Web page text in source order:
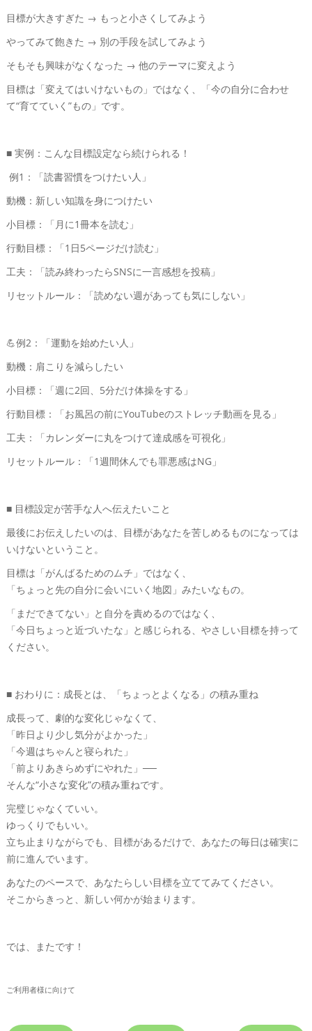
目標が大きすぎた → もっと小さくしてみよう
やってみて飽きた → 別の手段を試してみよう
そもそも興味がなくなった → 他のテーマに変えよう
目標は「変えてはいけないもの」ではなく、「今の自分に合わせ
て“育てていく”もの」です。
■ 実例：こんな目標設定なら続けられる！
例1：「読書習慣をつけたい人」
動機：新しい知識を身につけたい
小目標：「月に1冊本を読む」
行動目標：「1日5ページだけ読む」
工夫：「読み終わったらSNSに一言感想を投稿」
リセットルール：「読めない週があっても気にしない」
💪例2：「運動を始めたい人」
動機：肩こりを減らしたい
小目標：「週に2回、5分だけ体操をする」
行動目標：「お風呂の前にYouTubeのストレッチ動画を見る」
工夫：「カレンダーに丸をつけて達成感を可視化」
リセットルール：「1週間休んでも罪悪感はNG」
■ 目標設定が苦手な人へ伝えたいこと
最後にお伝えしたいのは、目標があなたを苦しめるものになっては
いけないということ。
目標は「がんばるためのムチ」ではなく、
「ちょっと先の自分に会いにいく地図」みたいなもの。
「まだできてない」と自分を責めるのではなく、
「今日ちょっと近づいたな」と感じられる、やさしい目標を持って
ください。
■ おわりに：成長とは、「ちょっとよくなる」の積み重ね
成長って、劇的な変化じゃなくて、
「昨日より少し気分がよかった」
「今週はちゃんと寝られた」
「前よりあきらめずにやれた」──
そんな“小さな変化”の積み重ねです。
完璧じゃなくていい。
ゆっくりでもいい。
立ち止まりながらでも、目標があるだけで、あなたの毎日は確実に
前に進んでいます。
あなたのペースで、あなたらしい目標を立ててみてください。
そこからきっと、新しい何かが始まります。
では、またです！
ご利用者様に向けて